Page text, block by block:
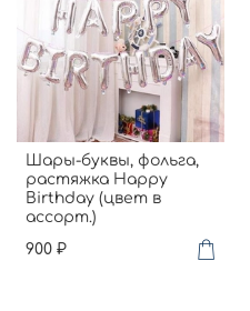
Шары-буквы, фольга,
растяжка Happy
Birthday (цвет в
ассорт.)
900 ₽